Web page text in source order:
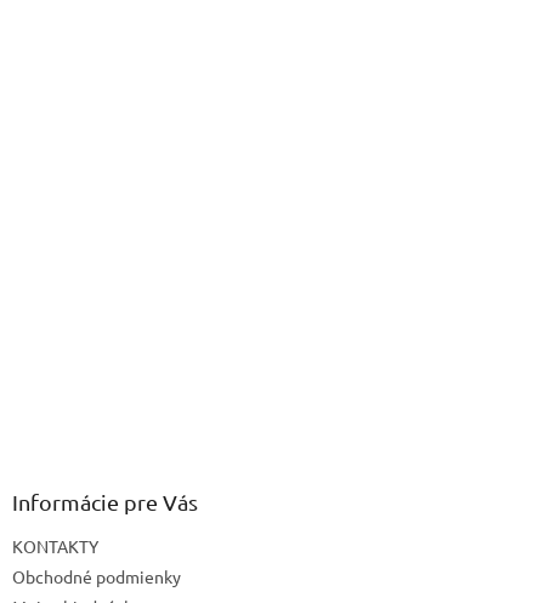
Informácie pre Vás
KONTAKTY
Obchodné podmienky